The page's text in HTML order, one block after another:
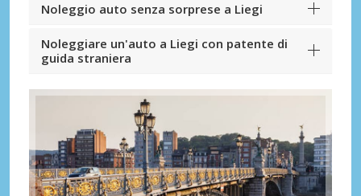
Noleggio auto senza sorprese a Liegi
Noleggiare un'auto a Liegi con patente di
guida straniera